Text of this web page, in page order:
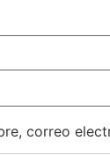
correo